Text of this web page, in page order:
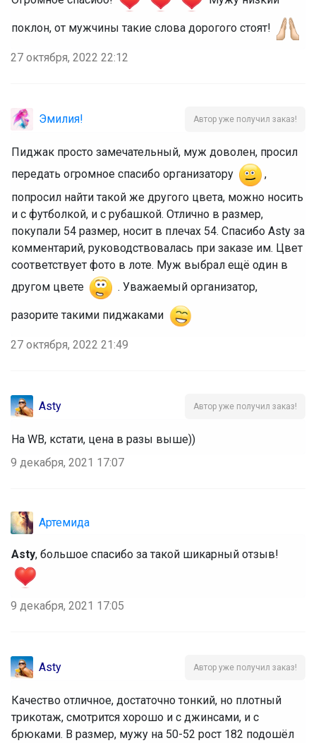
поклон, от мужчины такие слова дорогого стоят!
27 октября, 2022 22:12
Эмилия! Автор уже получил заказ!
Пиджак просто замечательный, муж доволен, просил
передать огромное спасибо организатору
,
попросил найти такой же другого цвета, можно носить
и с футболкой, и с рубашкой. Отлично в размер,
покупали 54 размер, носит в плечах 54. Спасибо Asty за
комментарий, руководствовалась при заказе им. Цвет
соответствует фото в лоте. Муж выбрал ещё один в
другом цвете
. Уважаемый организатор,
разорите такими пиджаками
27 октября, 2022 21:49
Asty Автор уже получил заказ!
На WB, кстати, цена в разы выше))
9 декабря, 2021 17:07
Артемида
Asty, большое спасибо за такой шикарный отзыв!
9 декабря, 2021 17:05
Asty Автор уже получил заказ!
Качество отличное, достаточно тонкий, но плотный
трикотаж, смотрится хорошо и с джинсами, и с
брюками. В размер, мужу на 50-52 рост 182 подошёл